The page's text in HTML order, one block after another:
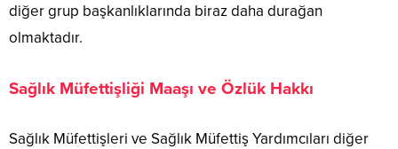
diğer grup başkanlıklarında biraz daha durağan
olmaktadır.
Sağlık Müfettişliği Maaşı ve Özlük Hakkı
Sağlık Müfettişleri ve Sağlık Müfettiş Yardımcıları diğer